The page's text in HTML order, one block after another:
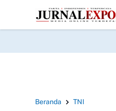
HEADLINE
PemudaPengurus DPK BPD
Beranda TNI